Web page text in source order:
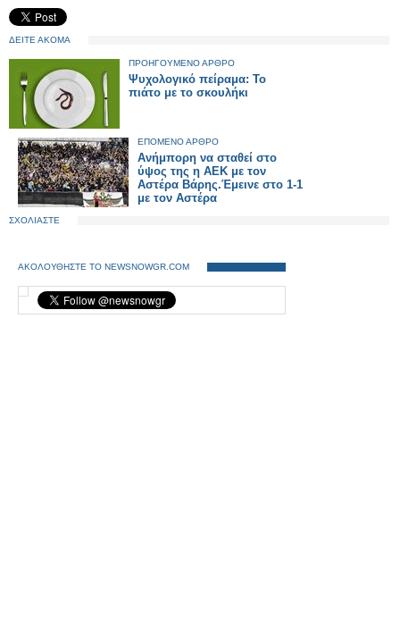
ΔΕΙΤΕ ΑΚΟΜΑ
ΠΡΟΗΓΟΥΜΕΝΟ ΑΡΘΡΟ
Ψυχολογικό πείραμα: Το
πιάτο με το σκουλήκι
ΕΠΟΜΕΝΟ ΑΡΘΡΟ
Ανήμπορη να σταθεί στο
ύψος της η ΑΕΚ με τον
Αστέρα Βάρης.Έμεινε στο 1-1
με τον Αστέρα
ΣΧΟΛΙΑΣΤΕ
ΑΚΟΛΟΥΘΗΣΤΕ ΤΟ NEWSNOWGR.COM